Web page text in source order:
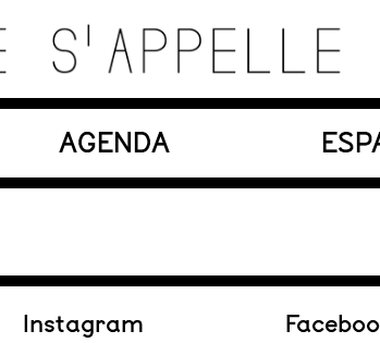
acteurs et compositions
AGENDA
Instagram